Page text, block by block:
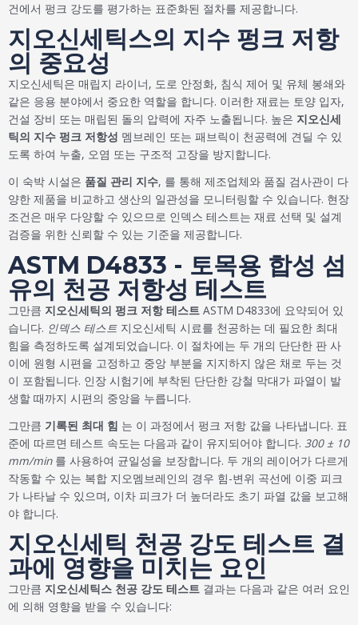
건에서 펑크 강도를 평가하는 표준화된 절차를 제공합니다.
지오신세틱스의 지수 펑크 저항
의 중요성
지오신세틱은 매립지 라이너, 도로 안정화, 침식 제어 및 유체 봉쇄와
같은 응용 분야에서 중요한 역할을 합니다. 이러한 재료는 토양 입자,
건설 장비 또는 매립된 돌의 압력에 자주 노출됩니다. 높은 지오신세
틱의 지수 펑크 저항성 멤브레인 또는 패브릭이 천공력에 견딜 수 있
도록 하여 누출, 오염 또는 구조적 고장을 방지합니다.
이 숙박 시설은 품질 관리 지수, 를 통해 제조업체와 품질 검사관이 다
양한 제품을 비교하고 생산의 일관성을 모니터링할 수 있습니다. 현장
조건은 매우 다양할 수 있으므로 인덱스 테스트는 재료 선택 및 설계
검증을 위한 신뢰할 수 있는 기준을 제공합니다.
ASTM D4833 - 토목용 합성 섬
유의 천공 저항성 테스트
그만큼 지오신세틱의 펑크 저항 테스트 ASTM D4833에 요약되어 있
습니다. 인덱스 테스트 지오신세틱 시료를 천공하는 데 필요한 최대
힘을 측정하도록 설계되었습니다. 이 절차에는 두 개의 단단한 판 사
이에 원형 시편을 고정하고 중앙 부분을 지지하지 않은 채로 두는 것
이 포함됩니다. 인장 시험기에 부착된 단단한 강철 막대가 파열이 발
생할 때까지 시편의 중앙을 누릅니다.
그만큼 기록된 최대 힘 는 이 과정에서 펑크 저항 값을 나타냅니다. 표
준에 따르면 테스트 속도는 다음과 같이 유지되어야 합니다. 300 ± 10
mm/min를 사용하여 균일성을 보장합니다. 두 개의 레이어가 다르게
작동할 수 있는 복합 지오멤브레인의 경우 힘-변위 곡선에 이중 피크
가 나타날 수 있으며, 이차 피크가 더 높더라도 초기 파열 값을 보고해
야 합니다.
지오신세틱 천공 강도 테스트 결
과에 영향을 미치는 요인
그만큼 지오신세틱스 천공 강도 테스트 결과는 다음과 같은 여러 요인
에 의해 영향을 받을 수 있습니다: